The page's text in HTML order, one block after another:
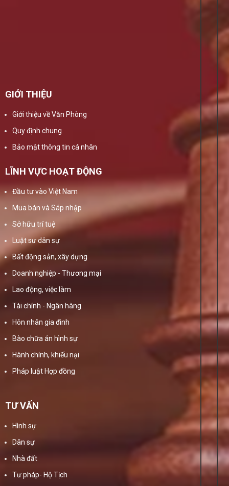
GIỚI THIỆU
Giới thiệu về Văn Phòng
Quy định chung
Bảo mật thông tin cá nhân
LĨNH VỰC HOẠT ĐỘNG
Đầu tư vào Việt Nam
Mua bán và Sáp nhập
Sở hữu trí tuệ
Luật sư dân sự
Bất động sản, xây dựng
Doanh nghiệp - Thương mại
Lao động, việc làm
Tài chính - Ngân hàng
Hôn nhân gia đình
Bào chữa án hình sự
Hành chính, khiếu nại
Pháp luật Hợp đồng
TƯ VẤN
Hình sự
Dân sự
Nhà đất
Tư pháp- Hộ Tịch